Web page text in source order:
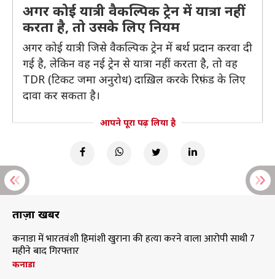
अगर कोई यात्री वैकल्पिक ट्रेन में यात्रा नहीं
करता है, तो उसके लिए नियम
अगर कोई यात्री जिसे वैकल्पिक ट्रेन में बर्थ प्रदान करवा दी
गई है, लेकिन वह नई ट्रेन से यात्रा नहीं करता है, तो वह
TDR (टिकट जमा अनुरोध) दाख़िल करके रिफ़ंड के लिए
दावा कर सकता है।
आपने पूरा पढ़ लिया है
ताज़ा खबरें
कनाडा में भारतवंशी हिमांशी खुराना की हत्या करने वाला आरोपी साथी 7
महीने बाद गिरफ्तार
कनाडा